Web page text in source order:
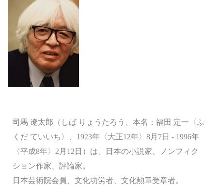
司馬 遼󠄁太郎（しば りょうたろう、本名：福田 定一〈ふ
くだ ていいち〉、1923年〈大正12年〉8月7日 - 1996年
〈平成8年〉2月12日）は、日本の小説家、ノンフィク
ション作家、評論家。
日本芸術院会員、文化功労者、文化勲章受章者。